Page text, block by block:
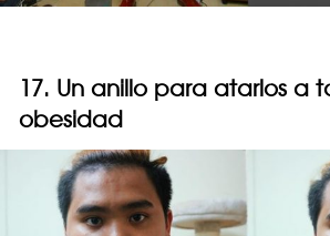
17. Un anillo para atarlos a
obesidad